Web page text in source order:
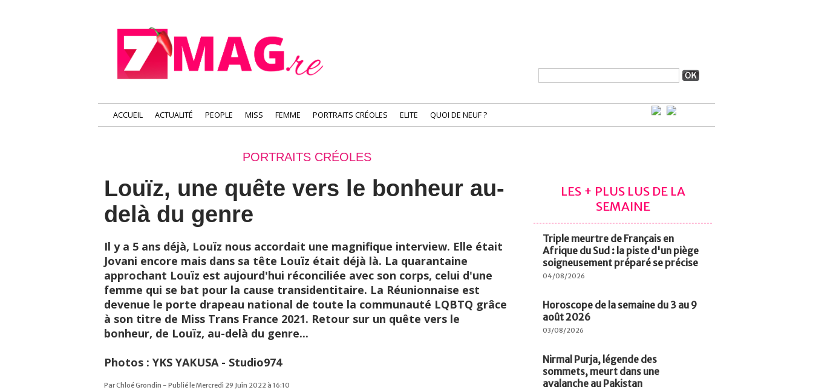
ACCUEIL ACTUALITÉ PEOPLE MISS FEMME PORTRAITS CRÉOLES ELITE QUOI DE NEUF ?
PORTRAITS CRÉOLES
Louïz, une quête vers le bonheur au-
delà du genre
Il y a 5 ans déjà, Louïz nous accordait une magnifique interview. Elle était
Jovani encore mais dans sa tête Louïz était déjà là. La quarantaine
approchant Louïz est aujourd'hui réconciliée avec son corps, celui d'une
femme qui se bat pour la cause transidentitaire. La Réunionnaise est
devenue le porte drapeau national de toute la communauté LQBTQ grâce
à son titre de Miss Trans France 2021. Retour sur un quête vers le
bonheur, de Louïz, au-delà du genre...
Photos : YKS YAKUSA - Studio974
Par Chloé Grondin - Publié le Mercredi 29 Juin 2022 à 16:10
LES + PLUS LUS DE LA
SEMAINE
Triple meurtre de Français en
Afrique du Sud : la piste d'un piège
soigneusement préparé se précise
04/08/2026
Horoscope de la semaine du 3 au 9
août 2026
03/08/2026
Nirmal Purja, légende des
sommets, meurt dans une
avalanche au Pakistan